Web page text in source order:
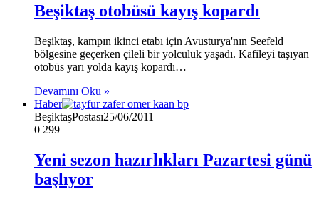
Beşiktaş otobüsü kayış kopardı
Beşiktaş, kampın ikinci etabı için Avusturya'nın Seefeld
bölgesine geçerken çileli bir yolculuk yaşadı. Kafileyi taşıyan
otobüs yarı yolda kayış kopardı…
Devamını Oku »
Haber
BeşiktaşPostası25/06/2011
0 299
Yeni sezon hazırlıkları Pazartesi günü
başlıyor